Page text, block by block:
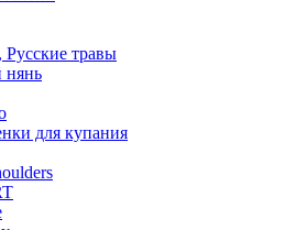
травы
нянь
для купания